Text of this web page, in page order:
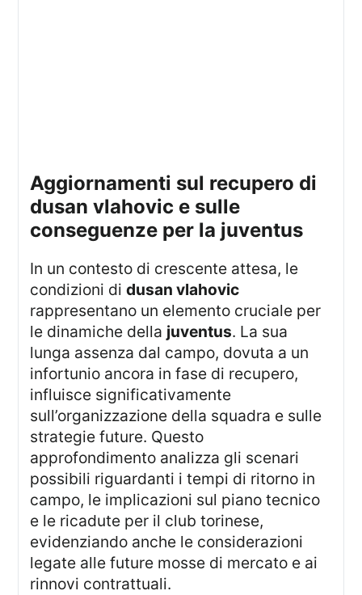
aggiornamenti sul recupero di
dusan vlahovic e sulle
conseguenze per la juventus
In un contesto di crescente attesa, le
condizioni didusan vlahovic
rappresentano un elemento cruciale per
le dinamiche della juventus. La sua
lunga assenza dal campo, dovuta a un
infortunio ancora in fase di recupero,
influisce significativamente
sull’organizzazione della squadra e sulle
strategie future. Questo
approfondimento analizza gli scenari
possibili riguardanti i tempi di ritorno in
campo, le implicazioni sul piano tecnico
e le ricadute per il club torinese,
evidenziando anche le considerazioni
legate alle future mosse di mercato e ai
rinnovi contrattuali.